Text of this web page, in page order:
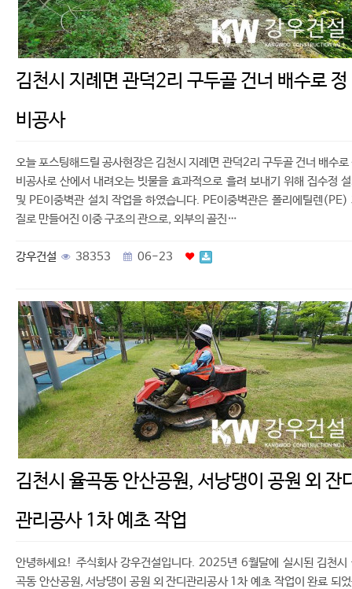
김천시 지례면 관덕2리 구두골 건너 배수로 정
비공사
오늘 포스팅해드릴 공사현장은 김천시 지례면 관덕2리 구두골 건너 배수로
비공사로 산에서 내려오는 빗물을 효과적으로 흘려 보내기 위해 집수정
및 PE이중벽관 설치 작업을 하였습니다. PE이중벽관은 폴리에틸렌(PE)
질로 만들어진 이중 구조의 관으로, 외부의 골진…
강우건설 38353 06-23
김천시 율곡동 안산공원, 서낭댕이 공원 외 잔
관리공사 1차 예초 작업
안녕하세요! 주식회사 강우건설입니다. 2025년 6월달에 실시된 김천시
곡동 안산공원, 서낭댕이 공원 외 잔디관리공사 1차 예초 작업이 완료 되